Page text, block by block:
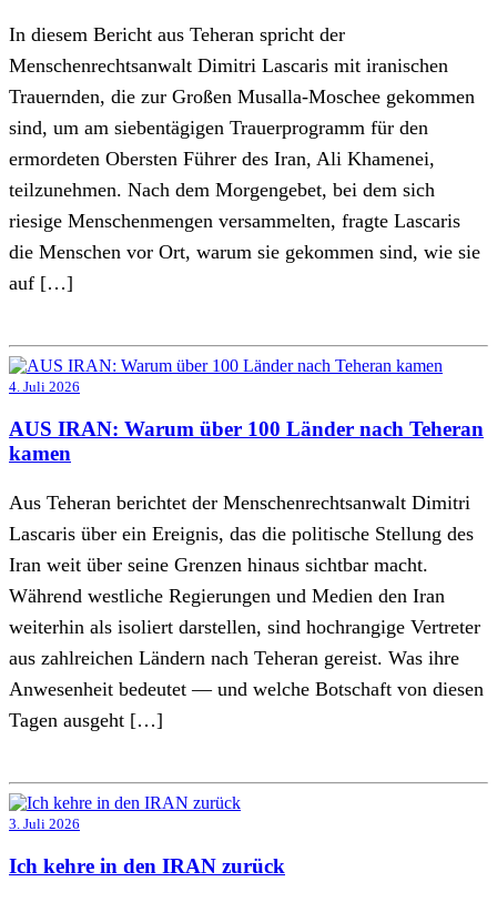
In diesem Bericht aus Teheran spricht der
Menschenrechtsanwalt Dimitri Lascaris mit iranischen
Trauernden, die zur Großen Musalla-Moschee gekommen
sind, um am siebentägigen Trauerprogramm für den
ermordeten Obersten Führer des Iran, Ali Khamenei,
teilzunehmen. Nach dem Morgengebet, bei dem sich
riesige Menschenmengen versammelten, fragte Lascaris
die Menschen vor Ort, warum sie gekommen sind, wie sie
auf […]
4. Juli 2026
AUS IRAN: Warum über 100 Länder nach Teheran
kamen
Aus Teheran berichtet der Menschenrechtsanwalt Dimitri
Lascaris über ein Ereignis, das die politische Stellung des
Iran weit über seine Grenzen hinaus sichtbar macht.
Während westliche Regierungen und Medien den Iran
weiterhin als isoliert darstellen, sind hochrangige Vertreter
aus zahlreichen Ländern nach Teheran gereist. Was ihre
Anwesenheit bedeutet — und welche Botschaft von diesen
Tagen ausgeht […]
3. Juli 2026
Ich kehre in den IRAN zurück